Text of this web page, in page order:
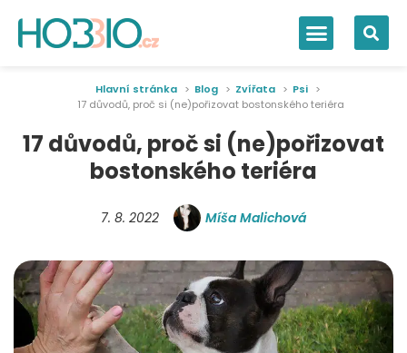
Hlavní stránka Blog Zvířata
Psi
17 důvodů, proč si (ne)pořizovat bostonského teriéra
17 důvodů, proč si (ne)pořizovat
bostonského teriéra
7. 8. 2022 Míša Malichová